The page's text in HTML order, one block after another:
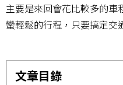
主要是來回會花比較多的
蠻輕鬆的行程，只要搞定交
文章目錄